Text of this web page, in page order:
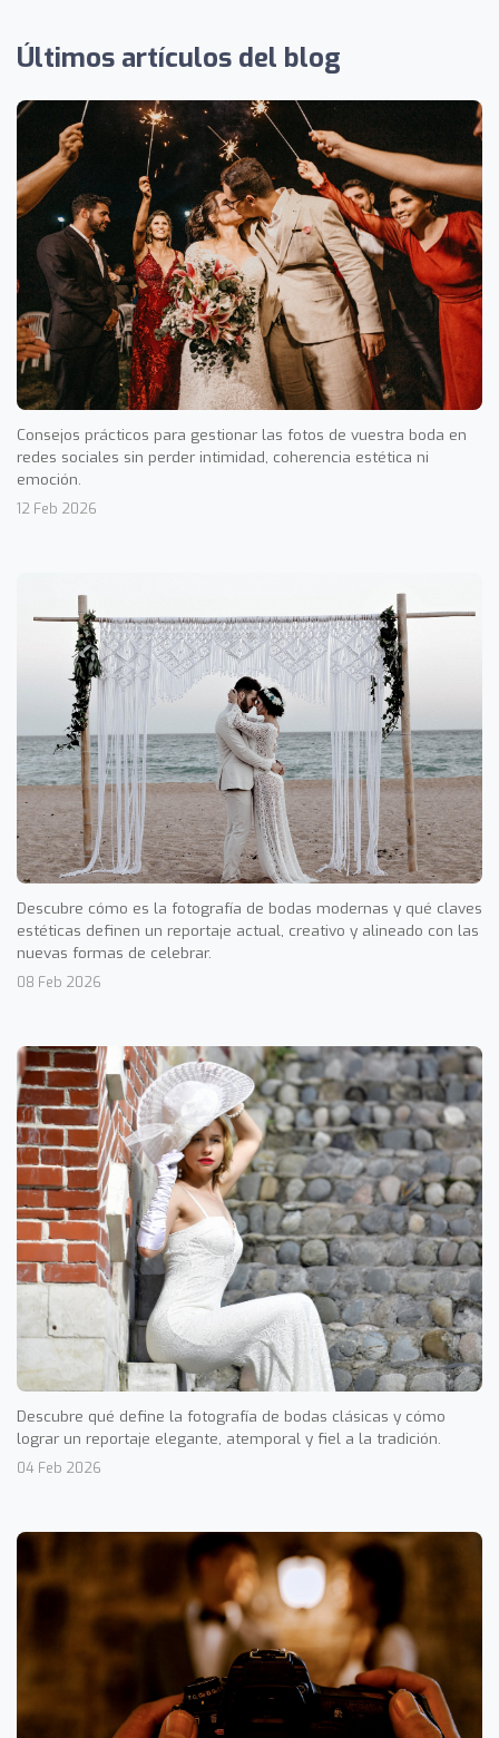
Últimos artículos del blog
Consejos prácticos para gestionar las fotos de vuestra boda en
redes sociales sin perder intimidad, coherencia estética ni
emoción.
12 Feb 2026
Descubre cómo es la fotografía de bodas modernas y qué claves
estéticas definen un reportaje actual, creativo y alineado con las
nuevas formas de celebrar.
08 Feb 2026
Descubre qué define la fotografía de bodas clásicas y cómo
lograr un reportaje elegante, atemporal y fiel a la tradición.
04 Feb 2026